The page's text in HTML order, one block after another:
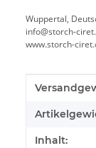
Wuppertal,
info@storch-
www.storch-
Wert
Inhalt: